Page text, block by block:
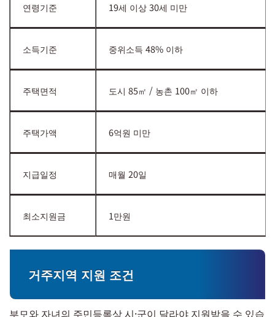
연령기준 19세 이상 30세 미만
소득기준 중위소득 48% 이하
주택면적 도시 85㎡ / 농촌 100㎡ 이하
주택가액 6억원 미만
지급일정 매월 20일
최소지원금 1만원
거주지역 지원 조건
부모와 자녀의 주민등록상 시·군이 달라야 지원받을 수 있습